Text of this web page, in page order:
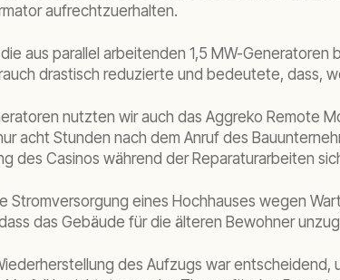
aufrechtzuerhalten.
aus parallel arbeitenden 1,5 MW-
drastisch reduzierte und bedeutete, dass,
nutzten wir auch das Aggreko Remote
acht Stunden nach dem Anruf des
des Casinos während der Reparaturarbeiten
Stromversorgung eines Hochhauses wegen
das Gebäude für die älteren Bewohner
des Aufzugs war